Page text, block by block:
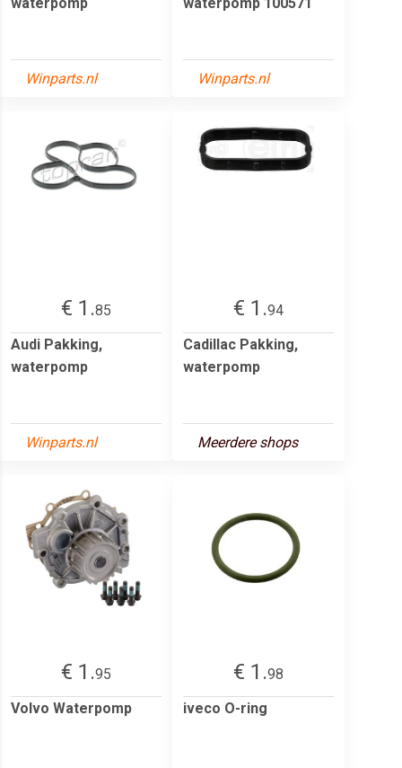
Winparts.nl Winparts.nl
€ 1.85
Audi Pakking,
waterpomp
Winparts.nl
€ 1.94
Cadillac Pakking,
waterpomp
Meerdere shops
€ 1.95
Volvo Waterpomp
€ 1.98
iveco O-ring